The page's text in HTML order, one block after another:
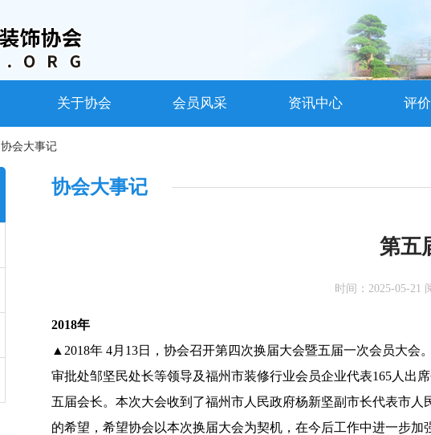
关于协会 会员风采 资讯中心 评
协会大事记
协会大事记
第五
时间：2025-05-21
2018年
▲2018年 4月13日，协会召开第四次换届大会暨五届一次会员大
审批处邹坚民处长等领导及福州市装修行业会员企业代表165人出
五届会长。本次大会收到了福州市人民政府杨新坚副市长代表市
的希望，希望协会以本次换届大会为契机，在今后工作中进一步